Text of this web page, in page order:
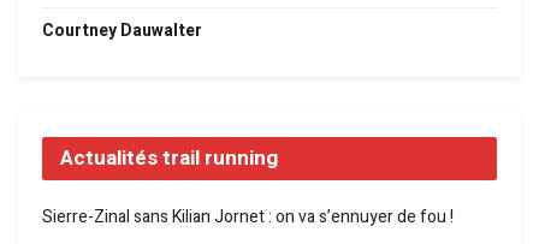
Courtney Dauwalter
Actualités trail running
Sierre-Zinal sans Kilian Jornet : on va s’ennuyer de fou !